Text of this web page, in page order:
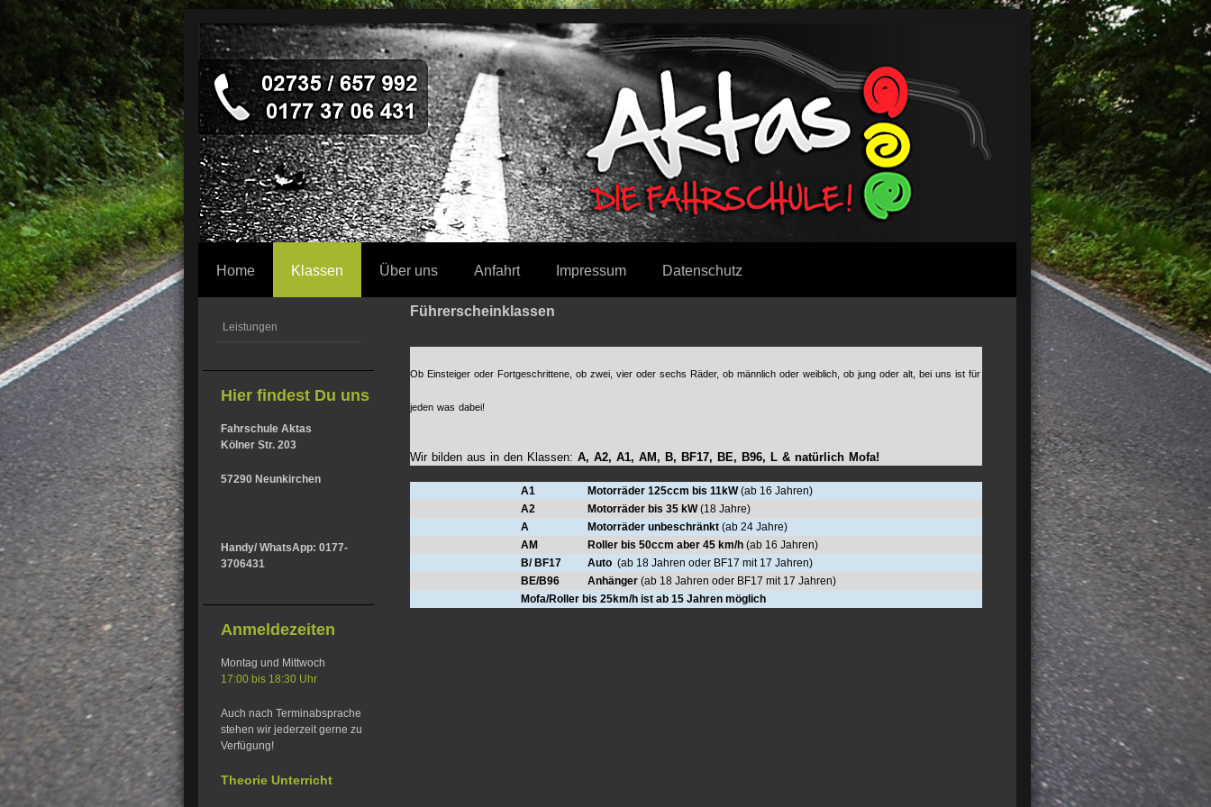
Home Klassen Über uns Anfahrt Impressum Datenschutz
Leistungen
Hier findest Du uns
Fahrschule Aktas
Kölner Str. 203
57290 Neunkirchen
Handy/ WhatsApp: 0177-
3706431
Anmeldezeiten
Montag und Mittwoch
17:00 bis 18:30 Uhr
Auch nach Terminabsprache
stehen wir jederzeit gerne zu
Verfügung!
Theorie Unterricht
Führerscheinklassen
Ob Einsteiger oder Fortgeschrittene, ob zwei, vier oder sechs Räder, ob männlich oder weiblich, ob jung oder alt, bei uns ist für
jeden was dabei!
Wir bilden aus in den Klassen: A, A2, A1, AM, B, BF17, BE, B96, L & natürlich Mofa!
A1 Motorräder 125ccm bis 11kW(ab 16 Jahren)
A2
Motorräder bis 35 kW(18 Jahre)
A
Motorräder unbeschränkt (ab 24 Jahre)
AM
Roller bis 50ccm aber 45 km/h (ab 16 Jahren)
B/ BF17
Auto (ab 18 Jahren oder BF17 mit 17 Jahren)
BE/B96
Anhänger (ab 18 Jahren oder BF17 mit 17 Jahren)
Mofa/Roller bis 25km/h ist ab 15 Jahren möglich